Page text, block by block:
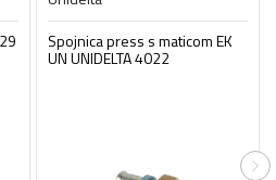
Spojnica press s maticom EK
UN UNIDELTA 4022